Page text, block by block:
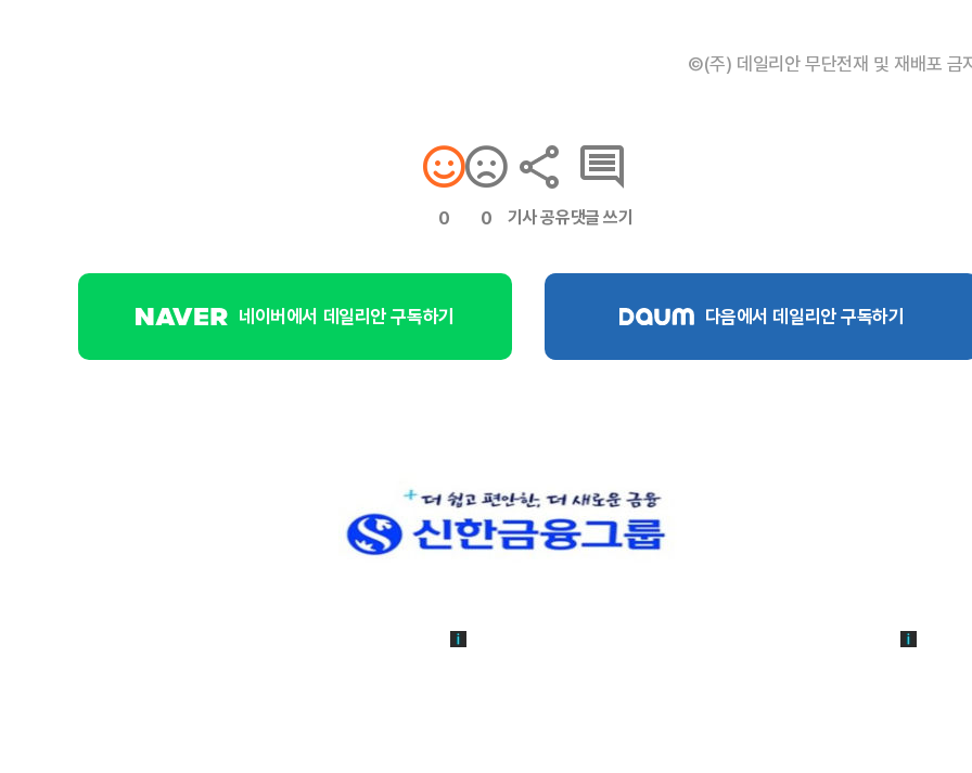
©(주) 데일리안 무단전재 및 재배포 금
0 0 기사 공유댓글 쓰기
네이버에서 데일리안 구독하기 다음에서 데일리안 구독하기